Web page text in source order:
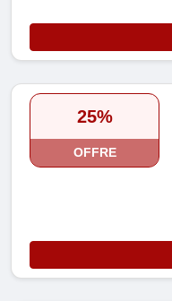
25%
OFFRE